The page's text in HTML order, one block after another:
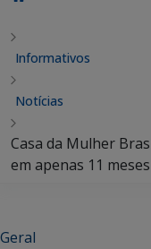
Informativos
Notícias
Casa da Mulher
em apenas 11
Geral